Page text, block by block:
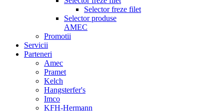
Selector freze filet
Selector produse
AMEC
Promotii
Servicii
Parteneri
Amec
Pramet
Kelch
Hangsterfer's
Imco
KFH-Hermann